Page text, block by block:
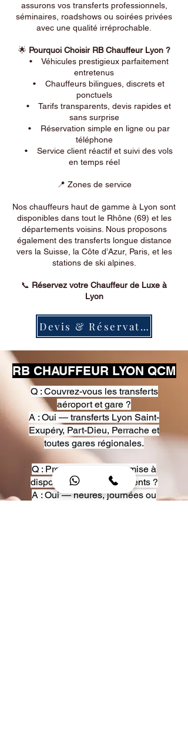
assurons vos transferts professionnels,
séminaires, roadshows ou soirées privées
avec une qualité irréprochable.
🌟 Pourquoi Choisir RB Chauffeur Lyon ?
• Véhicules prestigieux parfaitement
entretenus
• Chauffeurs bilingues, discrets et
ponctuels
• Tarifs transparents, devis rapides et
sans surprise
• Réservation simple en ligne ou par
téléphone
• Service client réactif et suivi des vols
en temps réel
📍 Zones de service
Nos chauffeurs haut de gamme à Lyon sont
disponibles dans tout le Rhône (69) et les
départements voisins. Nous proposons
également des transferts longue distance
vers la Suisse, la Côte d’Azur, Paris, et les
stations de ski alpines.
📞 Réservez votre Chauffeur de Luxe à
Lyon
Devis & Réservation
RB CHAUFFEUR LYON QCM
Q : Couvrez-vous les transferts
aéroport et gare ?
A : Oui — transferts Lyon Saint-
Exupéry, Part-Dieu, Perrache et
toutes gares régionales.
Q : Proposez-vous une mise à
disposition pour événements ?
A : Oui — heures, journées ou